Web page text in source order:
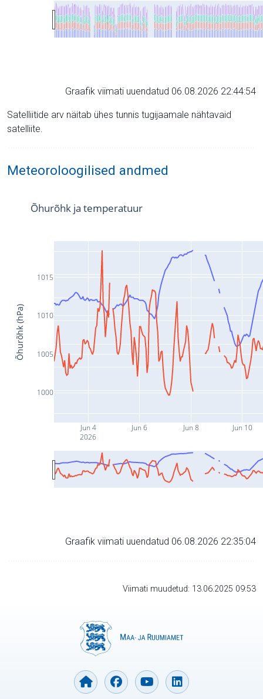
Graafik viimati uuendatud 06.08.2026 22:44:54
Satelliitide arv näitab ühes tunnis tugijaamale nähtavaid
satelliite.
Meteoroloogilised andmed
Jun 4
2026
Jun 6 Jun 8 Jun 10
1000
1005
1010
1015
Õhurõhk ja temperatuur
Õhurõhk (hPa)
Graafik viimati uuendatud 06.08.2026 22:35:04
Viimati muudetud: 13.06.2025 09:53